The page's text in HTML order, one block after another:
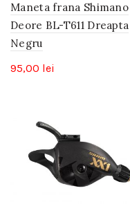
Maneta frana Shimano
Deore BL-T611 Dreapta
Negru
95,00 lei